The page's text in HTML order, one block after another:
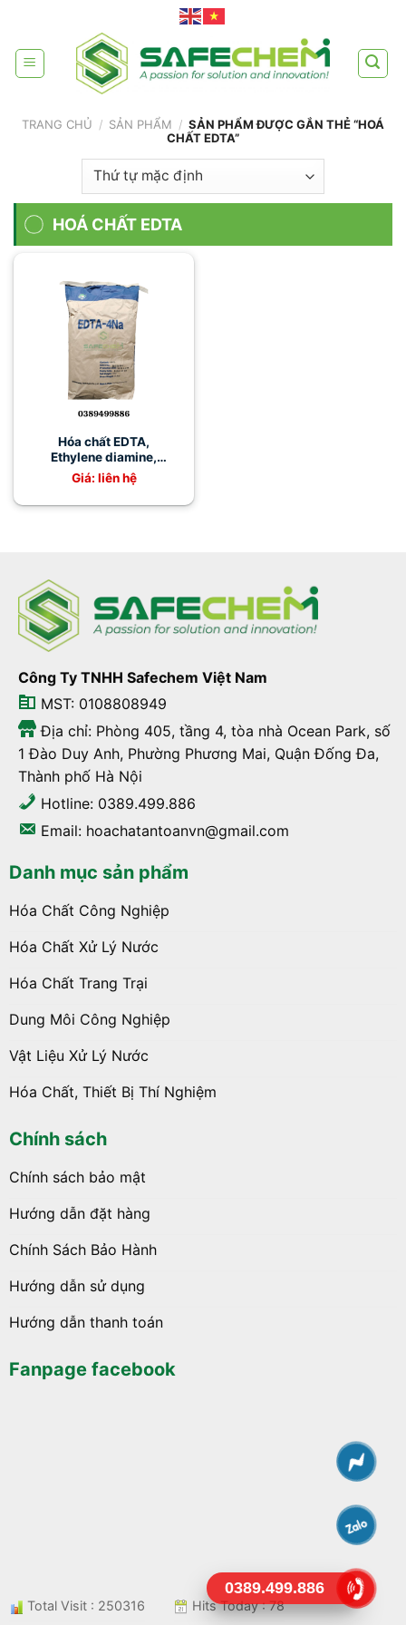
content
TRANG CHỦ / SẢN PHẨM / SẢN PHẨM ĐƯỢC GẮN THẺ “HOÁ
CHẤT EDTA”
HOÁ CHẤT EDTA
Hóa chất EDTA,
Ethylene diamine,
Tetracetic acid
Giá: liên hệ
Công Ty TNHH Safechem Việt Nam
MST: 0108808949
Địa chỉ: Phòng 405, tầng 4, tòa nhà Ocean Park, số
1 Đào Duy Anh, Phường Phương Mai, Quận Đống Đa,
Thành phố Hà Nội
Hotline: 0389.499.886
Email: hoachatantoanvn@gmail.com
Danh mục sản phẩm
Hóa Chất Công Nghiệp
Hóa Chất Xử Lý Nước
Hóa Chất Trang Trại
Dung Môi Công Nghiệp
Vật Liệu Xử Lý Nước
Hóa Chất, Thiết Bị Thí Nghiệm
Chính sách
Chính sách bảo mật
Hướng dẫn đặt hàng
Chính Sách Bảo Hành
Hướng dẫn sử dụng
Hướng dẫn thanh toán
Fanpage facebook
Total Visit : 250316 Hits Today : 78
0389.499.886